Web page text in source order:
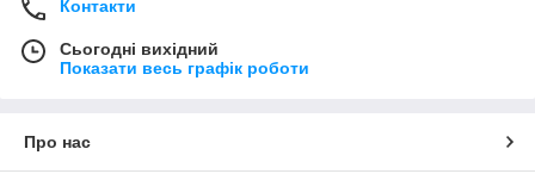
Контакти
Сьогодні вихідний
Показати весь графік роботи
Про нас